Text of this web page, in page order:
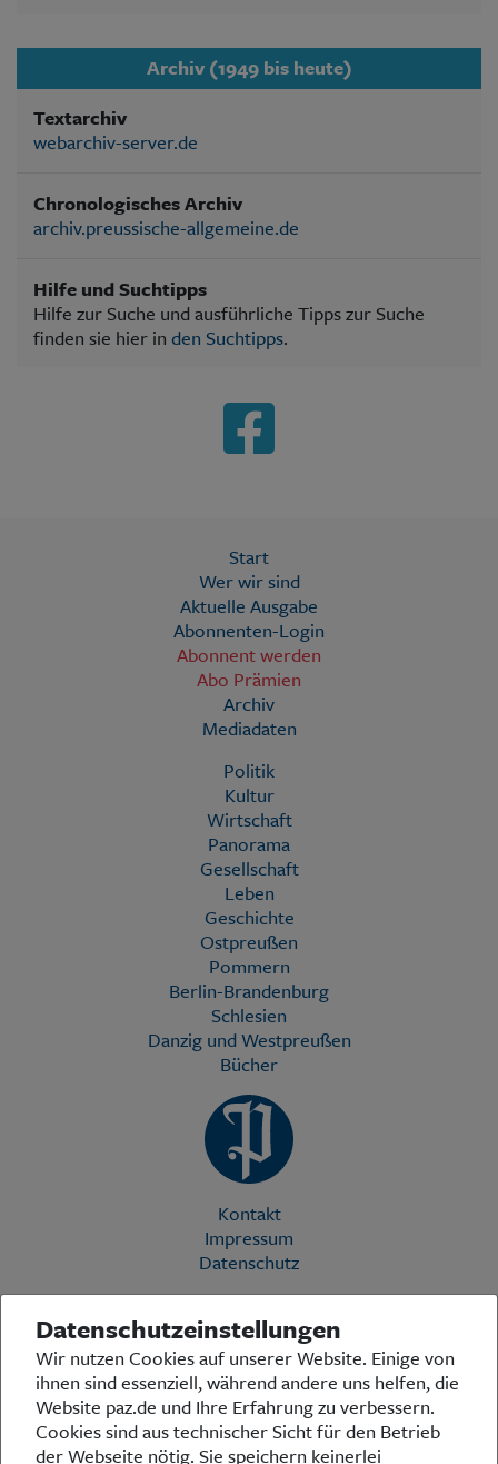
Archiv (1949 bis heute)
Textarchiv
webarchiv-server.de
Chronologisches Archiv
archiv.preussische-allgemeine.de
Hilfe und Suchtipps
Hilfe zur Suche und ausführliche Tipps zur Suche
finden sie hier in den Suchtipps.
Start
Wer wir sind
Aktuelle Ausgabe
Abonnenten-Login
Abonnent werden
Abo Prämien
Archiv
Mediadaten
Politik
Kultur
Wirtschaft
Panorama
Gesellschaft
Leben
Geschichte
Ostpreußen
Pommern
Berlin-Brandenburg
Schlesien
Danzig und Westpreußen
Bücher
Kontakt
Impressum
Datenschutz
Die Preußische Allgemeine Zeitung (PAZ) ist eine einzigartige Stimme
in der deutschen Medienlandschaft. Woche für Woche berichtet sie
über das aktuelle Zeitgeschehen in Politik, Kultur und Wirtschaft und
bezieht zu den grundlegenden Entwicklungen unserer Gesellschaft
Stellung. In ihrer Arbeit fühlt sich die Redaktion dem traditionellen
preußischen Wertekanon verpflichtet: Das alte Preußen stand und
Datenschutzeinstellungen
Wir nutzen Cookies auf unserer Website. Einige von
ihnen sind essenziell, während andere uns helfen, die
Website paz.de und Ihre Erfahrung zu verbessern.
Cookies sind aus technischer Sicht für den Betrieb
der Webseite nötig. Sie speichern keinerlei